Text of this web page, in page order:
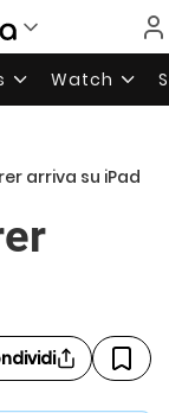
Watch
arriva su iPad